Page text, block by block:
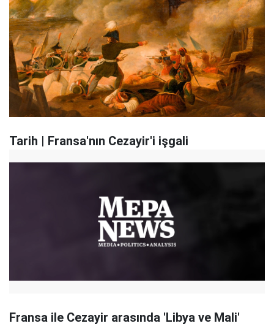
Tarih | Fransa'nın Cezayir'i işgali
Fransa ile Cezayir arasında 'Libya ve Mali'